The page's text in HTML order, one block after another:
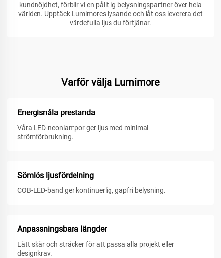
kundnöjdhet, förblir vi en pålitlig belysningspartner över hela
världen. Upptäck Lumimores lysande och låt oss leverera det
värdefulla ljus du förtjänar.
Varför välja Lumimore
Energisnåla prestanda
Våra LED-neonlampor ger ljus med minimal
strömförbrukning.
Sömlös ljusfördelning
COB-LED-band ger kontinuerlig, gapfri belysning.
Anpassningsbara längder
Lätt skär och sträcker för att passa alla projekt eller
designkrav.